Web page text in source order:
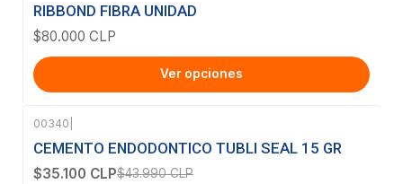
RIBBOND FIBRA UNIDAD
$80.000 CLP
Ver opciones
-20%OFF
00340
CEMENTO ENDODONTICO TUBLI SEAL 15 GR
$35.100 CLP$43.990 CLP